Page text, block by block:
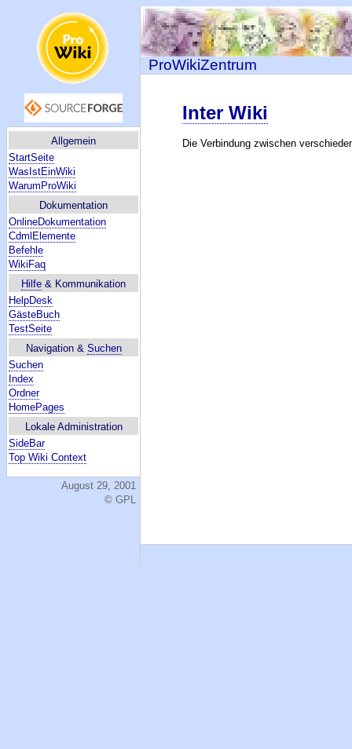
Allgemein
StartSeite
WasIstEinWiki
WarumProWiki
Dokumentation
OnlineDokumentation
CdmlElemente
Befehle
WikiFaq
Hilfe & Kommunikation
HelpDesk
GästeBuch
TestSeite
Navigation & Suchen
Suchen
Index
Ordner
HomePages
Lokale Administration
SideBar
Top Wiki Context
August 29, 2001
© GPL
ProWikiZentrum
Inter Wiki
Die Verbindung zwischen